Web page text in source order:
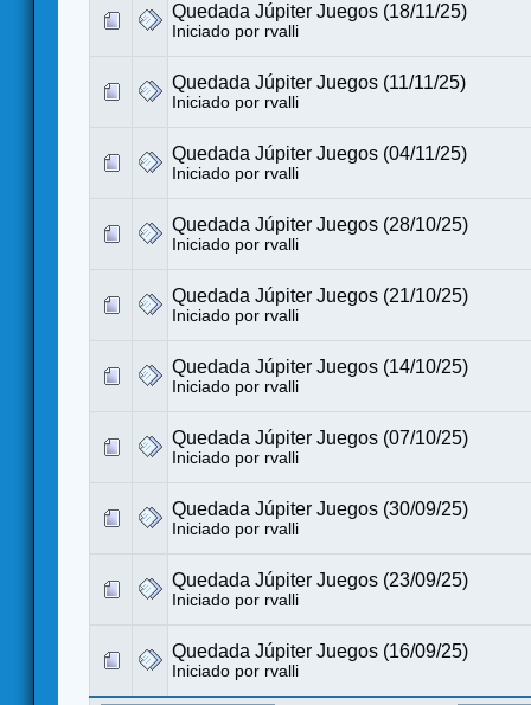
Quedada Júpiter Juegos (18/11/25)
Iniciado por rvalli
Quedada Júpiter Juegos (11/11/25)
Iniciado por rvalli
Quedada Júpiter Juegos (04/11/25)
Iniciado por rvalli
Quedada Júpiter Juegos (28/10/25)
Iniciado por rvalli
Quedada Júpiter Juegos (21/10/25)
Iniciado por rvalli
Quedada Júpiter Juegos (14/10/25)
Iniciado por rvalli
Quedada Júpiter Juegos (07/10/25)
Iniciado por rvalli
Quedada Júpiter Juegos (30/09/25)
Iniciado por rvalli
Quedada Júpiter Juegos (23/09/25)
Iniciado por rvalli
Quedada Júpiter Juegos (16/09/25)
Iniciado por rvalli